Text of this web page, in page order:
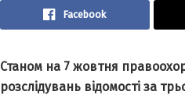
Facebook
Станом на 7 жовтня
розслідувань відомості за